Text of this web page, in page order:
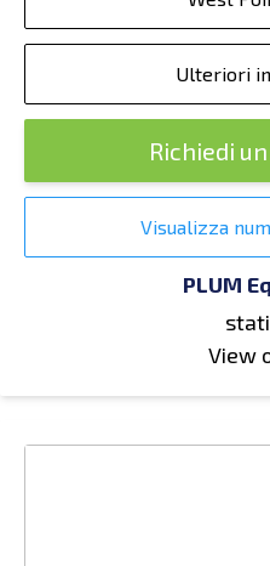
Ulteriori
Richiedi
Visualizza
PLUM
View